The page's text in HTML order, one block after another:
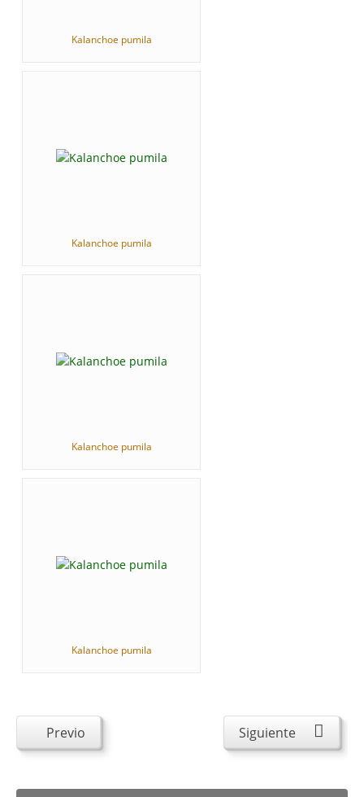
Kalanchoe pumila
Kalanchoe pumila
Kalanchoe pumila
Kalanchoe pumila
Previo Siguiente